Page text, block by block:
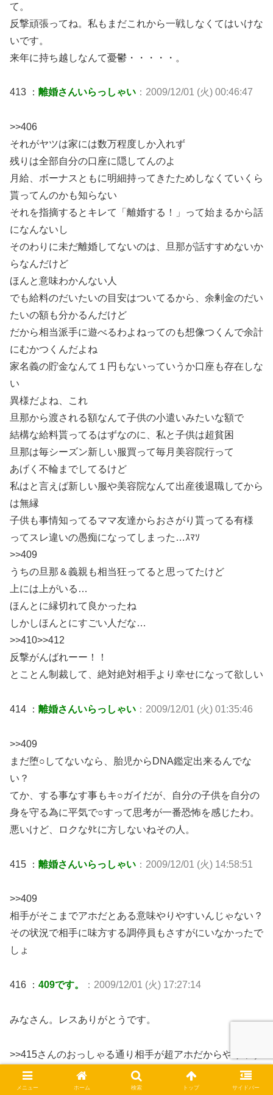
て。
反撃頑張ってね。私もまだこれから一戦しなくてはいけな
いです。
来年に持ち越しなんて憂鬱・・・・・。
413 ： 離婚さんいらっしゃい ：2009/12/01 (火) 00:46:47
>>406
それがヤツは家には数万程度しか入れず
残りは全部自分の口座に隠してんのよ
月給、ボーナスともに明細持ってきたためしなくていくら
貰ってんのかも知らない
それを指摘するとキレて「離婚する！」って始まるから話
になんないし
そのわりに未だ離婚してないのは、旦那が話すすめないか
らなんだけど
ほんと意味わかんない人
でも給料のだいたいの目安はついてるから、余剰金のだい
たいの額も分かるんだけど
だから相当派手に遊べるわよねってのも想像つくんで余計
にむかつくんだよね
家名義の貯金なんて１円もないっていうか口座も存在しな
い
異様だよね、これ
旦那から渡される額なんて子供の小遣いみたいな額で
結構な給料貰ってるはずなのに、私と子供は超貧困
旦那は毎シーズン新しい服買って毎月美容院行って
あげく不輪までしてるけど
私はと言えば新しい服や美容院なんて出産後退職してから
は無縁
子供も事情知ってるママ友達からおさがり貰ってる有様
ってスレ違いの愚痴になってしまった…ｽﾏｿ
>>409
うちの旦那＆義親も相当狂ってると思ってたけど
上には上がいる…
ほんとに縁切れて良かったね
しかしほんとにすごい人だな…
>>410>>412
反撃がんばれーー！！
とことん制裁して、絶対絶対相手より幸せになって欲しい
414 ： 離婚さんいらっしゃい ：2009/12/01 (火) 01:35:46
>>409
まだ堕○してないなら、胎児からDNA鑑定出来るんでな
い？
てか、する事なす事もキ○ガイだが、自分の子供を自分の
身を守る為に平気で○すって思考が一番恐怖を感じたわ。
悪いけど、ロクなﾀﾋに方しないねその人。
415 ： 離婚さんいらっしゃい ：2009/12/01 (火) 14:58:51
>>409
相手がそこまでアホだとある意味やりやすいんじゃない？
その状況で相手に味方する調停員もさすがにいなかったで
しょ
416 ： 409です。 ：2009/12/01 (火) 17:27:14
みなさん。レスありがとうです。
>>415さんのおっしゃる通り相手が超アホだからやりやす
かったけど
調停委員には権限も強制力がないし、あくまで中立な立場
メニュー ホーム 検索 トップ サイドバー